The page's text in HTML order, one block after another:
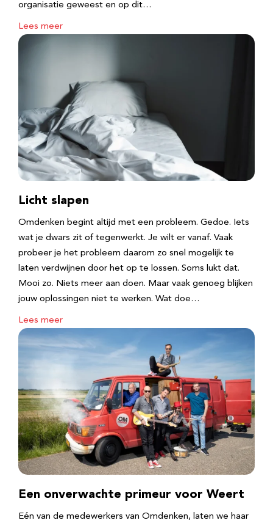
organisatie geweest en op dit…
Lees meer
Licht slapen
Omdenken begint altijd met een probleem. Gedoe. Iets
wat je dwars zit of tegenwerkt. Je wilt er vanaf. Vaak
probeer je het probleem daarom zo snel mogelijk te
laten verdwijnen door het op te lossen. Soms lukt dat.
Mooi zo. Niets meer aan doen. Maar vaak genoeg blijken
jouw oplossingen niet te werken. Wat doe…
Lees meer
Een onverwachte primeur voor Weert
Eén van de medewerkers van Omdenken, laten we haar